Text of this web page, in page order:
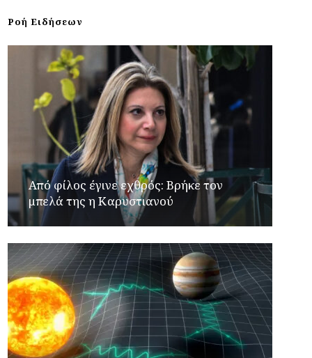
Ροή Ειδήσεων
Από φίλος έγινε εχθρός: Βρήκε τον
μπελά της η Καρυστιανού